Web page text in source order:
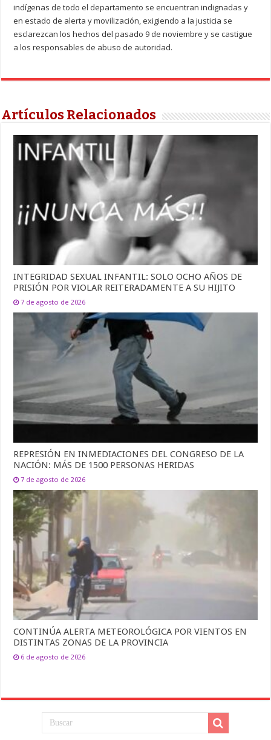
indígenas de todo el departamento se encuentran indignadas y
en estado de alerta y movilización, exigiendo a la justicia se
esclarezcan los hechos del pasado 9 de noviembre y se castigue
a los responsables de abuso de autoridad.
Artículos Relacionados
INTEGRIDAD SEXUAL INFANTIL: SOLO OCHO AÑOS DE
PRISIÓN POR VIOLAR REITERADAMENTE A SU HIJITO
7 de agosto de 2026
REPRESIÓN EN INMEDIACIONES DEL CONGRESO DE LA
NACIÓN: MÁS DE 1500 PERSONAS HERIDAS
7 de agosto de 2026
CONTINÚA ALERTA METEOROLÓGICA POR VIENTOS EN
DISTINTAS ZONAS DE LA PROVINCIA
6 de agosto de 2026